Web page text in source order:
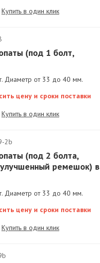
Купить в один клик
(под 1 болт,
Диаметр от 33 до 40 мм.
цену и сроки поставки
Купить в один клик
2b
(под 2 болта,
ремешок) в
Диаметр от 33 до 40 мм.
цену и сроки поставки
Купить в один клик